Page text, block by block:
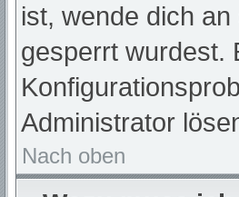
ist, wende dich
gesperrt wurdest.
Administrator
Nach oben